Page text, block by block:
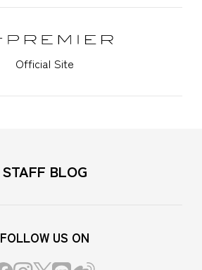
Official Site
STAFF BLOG
FOLLOW US ON